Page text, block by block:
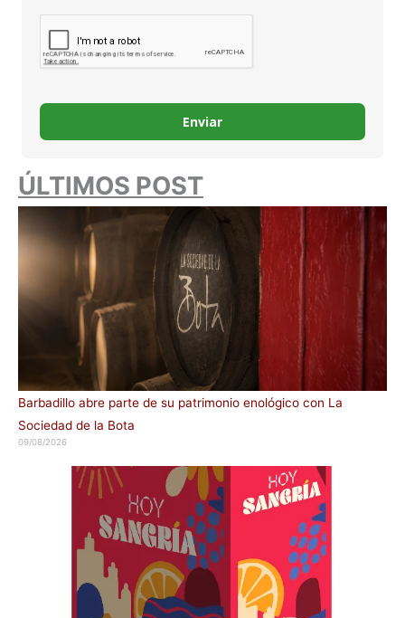
Enviar
ÚLTIMOS POST
Barbadillo abre parte de su patrimonio enológico con La
Sociedad de la Bota
09/08/2026